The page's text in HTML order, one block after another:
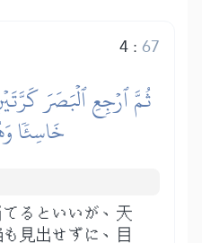
4:67
ثُمَّ ٱرۡجِعِ ٱلۡبَصَرَ
خَاسِئٗا
るといいが、天
見出せずに、目